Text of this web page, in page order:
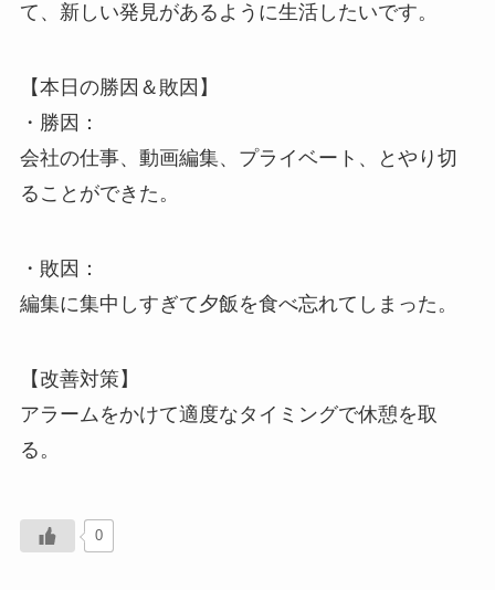
て、新しい発見があるように生活したいです。
【本日の勝因＆敗因】
・勝因：
会社の仕事、動画編集、プライベート、とやり切
ることができた。
・敗因：
編集に集中しすぎて夕飯を食べ忘れてしまった。
【改善対策】
アラームをかけて適度なタイミングで休憩を取
る。
0